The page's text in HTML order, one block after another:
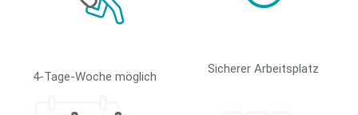
4-Tage-Woche möglich
Sicherer Arbeitsplatz